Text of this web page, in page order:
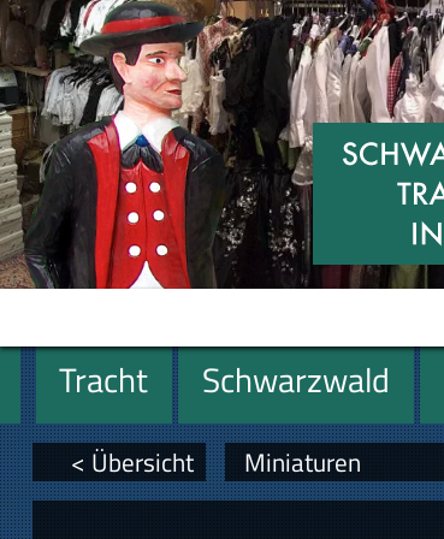
Tracht Schwarzwald
Miniaturen
Geschenke
< Übersicht Miniaturen